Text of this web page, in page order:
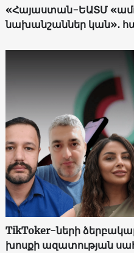
«Հայաստան-ԵԱՏՄ
նախանշաններ կան»․
TikToker-ների
խոսքի ազատության